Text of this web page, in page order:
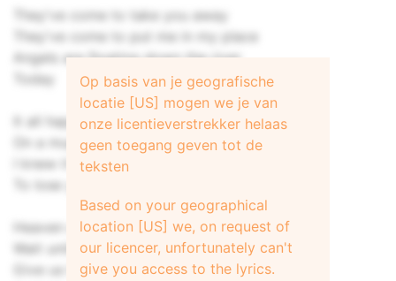
They've come to take you away
They've come to put me in my place
Angels are floating down the river
Today
It all happened too soon
On a muggy afternoon
I knew it would end but I'm not ready
To lose you
Heaven can
Wait until tomorrow
Give us this day
Op basis van je geografische
locatie [US] mogen we je van
onze licentieverstrekker helaas
geen toegang geven tot de
teksten
Based on your geographical
location [US] we, on request of
our licencer, unfortunately can't
give you access to the lyrics.